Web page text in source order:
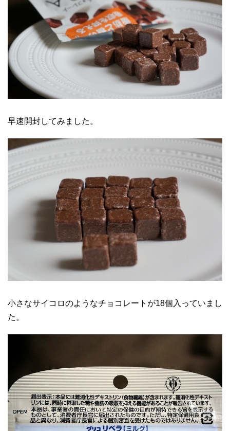
早速開封してみました。
小さなサイコロのようなチョコレートが18個入っていまし
た。